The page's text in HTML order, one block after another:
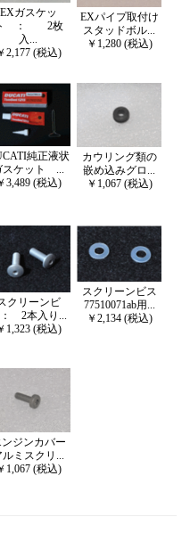
EXガスケッ
： 2枚
入...
2,177 (税込)
EXパイプ取付け
スタッドボル...
￥1,280 (税込)
純正液状
スケット ...
3,489 (税込)
カウリング類の
嵌め込みグロ...
￥1,067 (税込)
クリーンビ
2本入り...
1,323 (税込)
スクリーンビス
77510071ab用...
￥2,134 (税込)
ンジンカバー
ルミスクリ...
1,067 (税込)